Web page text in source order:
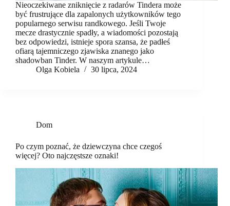
Nieoczekiwane zniknięcie z radarów Tindera może
być frustrujące dla zapalonych użytkowników tego
popularnego serwisu randkowego. Jeśli Twoje
mecze drastycznie spadły, a wiadomości pozostają
bez odpowiedzi, istnieje spora szansa, że padłeś
ofiarą tajemniczego zjawiska znanego jako
shadowban Tinder. W naszym artykule…
Olga Kobiela
30 lipca, 2024
Dom
Po czym poznać, że dziewczyna chce czegoś
więcej? Oto najczęstsze oznaki!